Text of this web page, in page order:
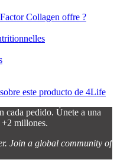
Collagen offre ?
este producto de 4Life
cada pedido. Únete a una
millones.
Join a global community of